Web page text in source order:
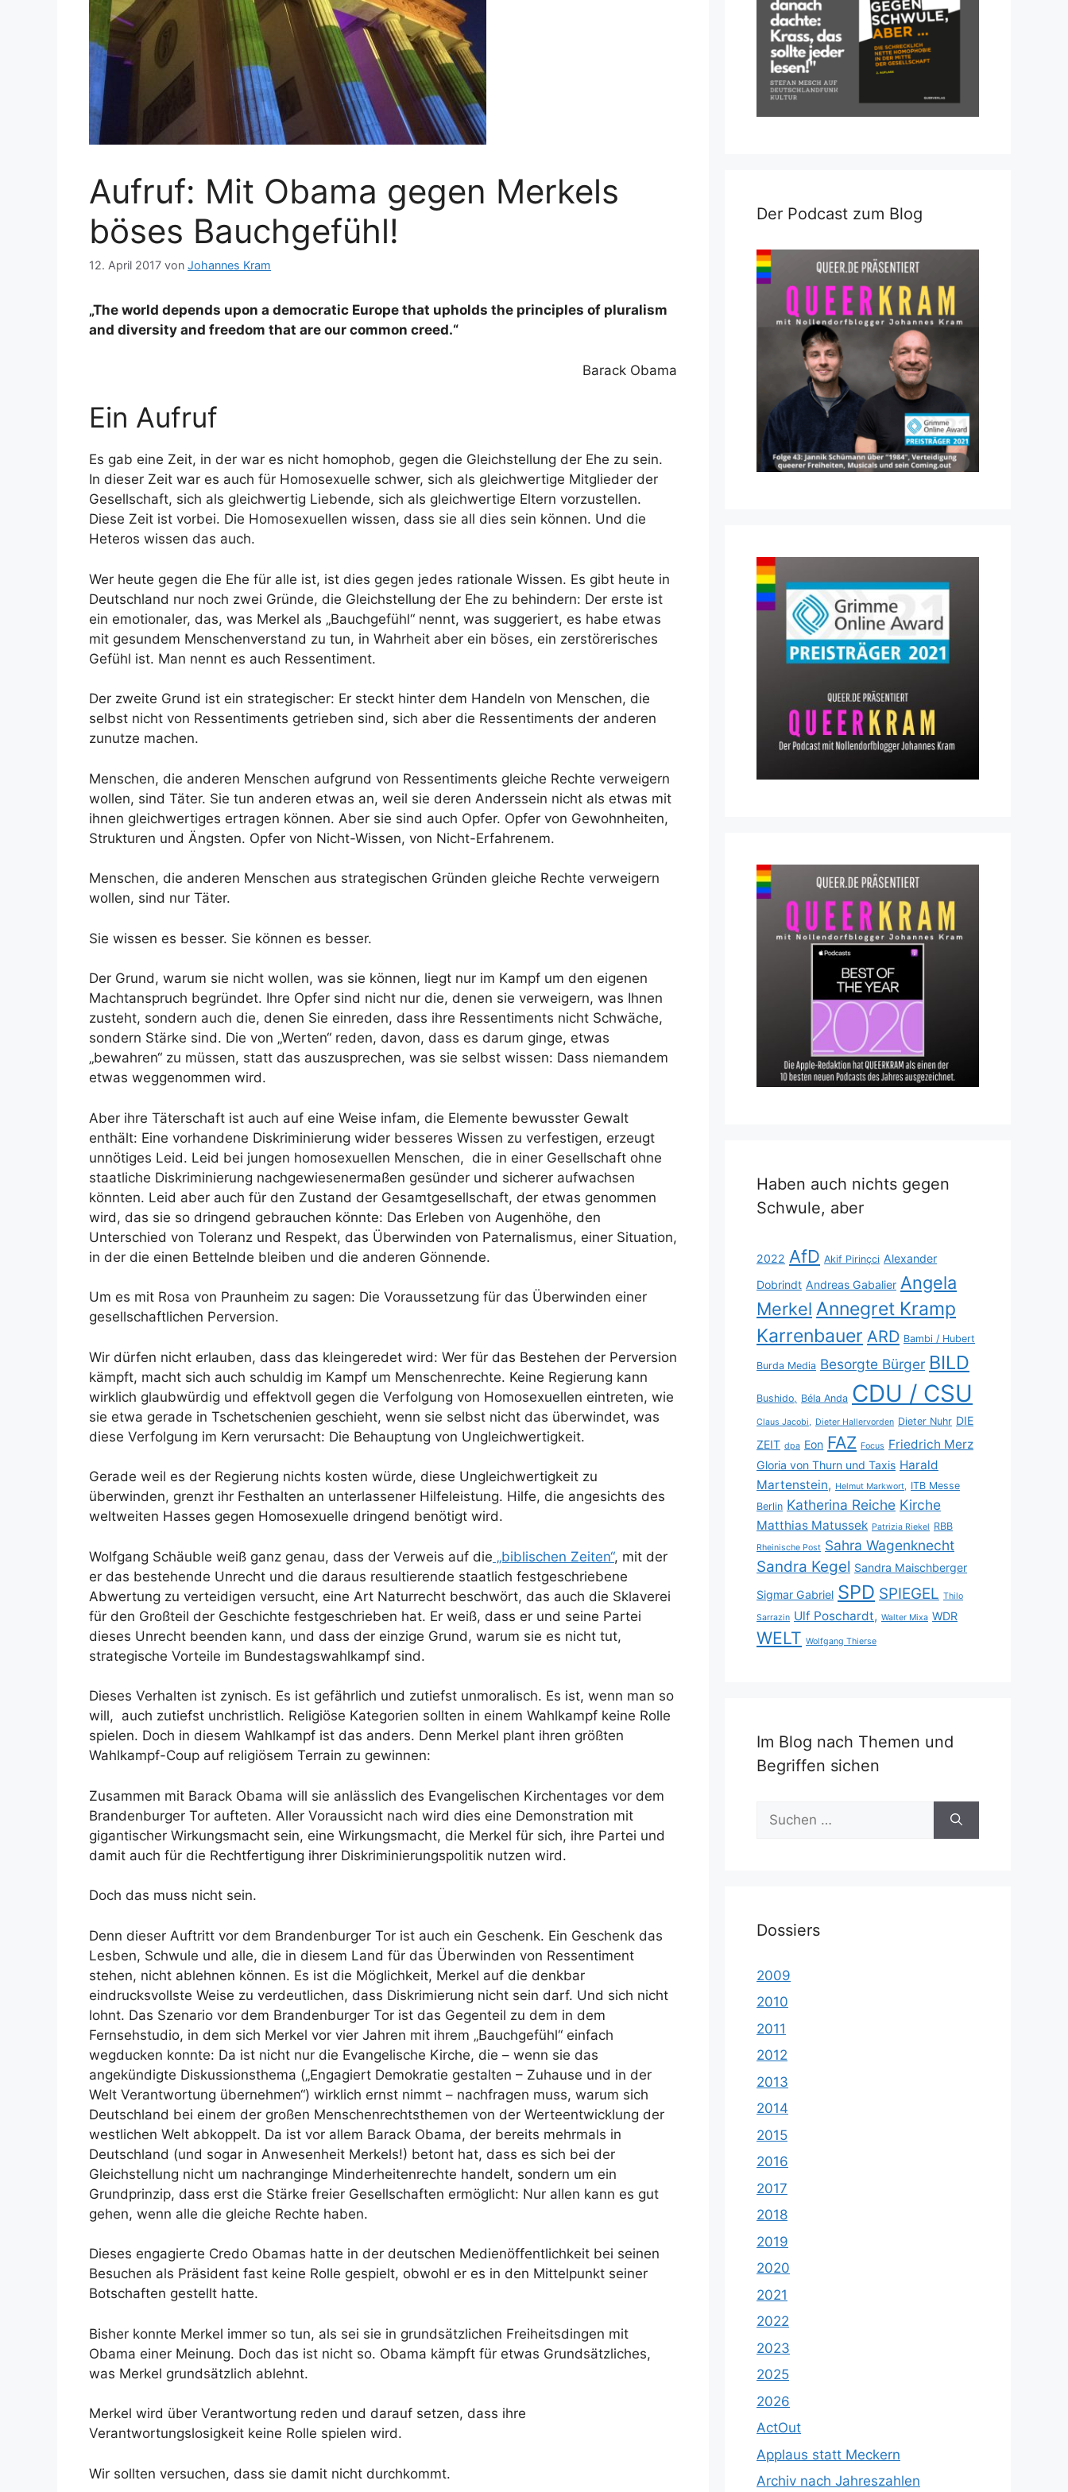
Aufruf: Mit Obama gegen Merkels
böses Bauchgefühl!
12. April 2017 von Johannes Kram
„The world depends upon a democratic Europe that upholds the principles of pluralism
and diversity and freedom that are our common creed.“
Barack Obama
Ein Aufruf
Es gab eine Zeit, in der war es nicht homophob, gegen die Gleichstellung der Ehe zu sein.
In dieser Zeit war es auch für Homosexuelle schwer, sich als gleichwertige Mitglieder der
Gesellschaft, sich als gleichwertig Liebende, sich als gleichwertige Eltern vorzustellen.
Diese Zeit ist vorbei. Die Homosexuellen wissen, dass sie all dies sein können. Und die
Heteros wissen das auch.
Wer heute gegen die Ehe für alle ist, ist dies gegen jedes rationale Wissen. Es gibt heute in
Deutschland nur noch zwei Gründe, die Gleichstellung der Ehe zu behindern: Der erste ist
ein emotionaler, das, was Merkel als „Bauchgefühl“ nennt, was suggeriert, es habe etwas
mit gesundem Menschenverstand zu tun, in Wahrheit aber ein böses, ein zerstörerisches
Gefühl ist. Man nennt es auch Ressentiment.
Der zweite Grund ist ein strategischer: Er steckt hinter dem Handeln von Menschen, die
selbst nicht von Ressentiments getrieben sind, sich aber die Ressentiments der anderen
zunutze machen.
Menschen, die anderen Menschen aufgrund von Ressentiments gleiche Rechte verweigern
wollen, sind Täter. Sie tun anderen etwas an, weil sie deren Anderssein nicht als etwas mit
ihnen gleichwertiges ertragen können. Aber sie sind auch Opfer. Opfer von Gewohnheiten,
Strukturen und Ängsten. Opfer von Nicht-Wissen, von Nicht-Erfahrenem.
Menschen, die anderen Menschen aus strategischen Gründen gleiche Rechte verweigern
wollen, sind nur Täter.
Sie wissen es besser. Sie können es besser.
Der Grund, warum sie nicht wollen, was sie können, liegt nur im Kampf um den eigenen
Machtanspruch begründet. Ihre Opfer sind nicht nur die, denen sie verweigern, was Ihnen
zusteht, sondern auch die, denen Sie einreden, dass ihre Ressentiments nicht Schwäche,
sondern Stärke sind. Die von „Werten“ reden, davon, dass es darum ginge, etwas
„bewahren“ zu müssen, statt das auszusprechen, was sie selbst wissen: Dass niemandem
etwas weggenommen wird.
Aber ihre Täterschaft ist auch auf eine Weise infam, die Elemente bewusster Gewalt
enthält: Eine vorhandene Diskriminierung wider besseres Wissen zu verfestigen, erzeugt
unnötiges Leid. Leid bei jungen homosexuellen Menschen, die in einer Gesellschaft ohne
staatliche Diskriminierung nachgewiesenermaßen gesünder und sicherer aufwachsen
könnten. Leid aber auch für den Zustand der Gesamtgesellschaft, der etwas genommen
wird, das sie so dringend gebrauchen könnte: Das Erleben von Augenhöhe, den
Unterschied von Toleranz und Respekt, das Überwinden von Paternalismus, einer Situation,
in der die einen Bettelnde bleiben und die anderen Gönnende.
Um es mit Rosa von Praunheim zu sagen: Die Voraussetzung für das Überwinden einer
gesellschaftlichen Perversion.
Wir dürfen nicht erlauben, dass das kleingeredet wird: Wer für das Bestehen der Perversion
kämpft, macht sich auch schuldig im Kampf um Menschenrechte. Keine Regierung kann
wirklich glaubwürdig und effektvoll gegen die Verfolgung von Homosexuellen eintreten, wie
sie etwa gerade in Tschetschenien geschieht, wenn sie selbst nicht das überwindet, was
diese Verfolgung im Kern verursacht: Die Behauptung von Ungleichwertigkeit.
Gerade weil es der Regierung nichts kosten würde, diese Ungleichwertigkeit zu
überwinden, grenzt ihr Festhalten an unterlassener Hilfeleistung. Hilfe, die angesichts des
weltweiten Hasses gegen Homosexuelle dringend benötigt wird.
Wolfgang Schäuble weiß ganz genau, dass der Verweis auf die „biblischen Zeiten“, mit der
er das bestehende Unrecht und die daraus resultierende staatlich festgeschriebene
Abwertung zu verteidigen versucht, eine Art Naturrecht beschwört, das auch die Sklaverei
für den Großteil der Geschichte festgeschrieben hat. Er weiß, dass er und seine Partei
dieses Unrecht beenden kann, und dass der einzige Grund, warum sie es nicht tut,
strategische Vorteile im Bundestagswahlkampf sind.
Dieses Verhalten ist zynisch. Es ist gefährlich und zutiefst unmoralisch. Es ist, wenn man so
will, auch zutiefst unchristlich. Religiöse Kategorien sollten in einem Wahlkampf keine Rolle
spielen. Doch in diesem Wahlkampf ist das anders. Denn Merkel plant ihren größten
Wahlkampf-Coup auf religiösem Terrain zu gewinnen:
Zusammen mit Barack Obama will sie anlässlich des Evangelischen Kirchentages vor dem
Brandenburger Tor aufteten. Aller Voraussicht nach wird dies eine Demonstration mit
gigantischer Wirkungsmacht sein, eine Wirkungsmacht, die Merkel für sich, ihre Partei und
damit auch für die Rechtfertigung ihrer Diskriminierungspolitik nutzen wird.
Doch das muss nicht sein.
Denn dieser Auftritt vor dem Brandenburger Tor ist auch ein Geschenk. Ein Geschenk das
Lesben, Schwule und alle, die in diesem Land für das Überwinden von Ressentiment
stehen, nicht ablehnen können. Es ist die Möglichkeit, Merkel auf die denkbar
eindrucksvollste Weise zu verdeutlichen, dass Diskrimierung nicht sein darf. Und sich nicht
lohnt. Das Szenario vor dem Brandenburger Tor ist das Gegenteil zu dem in dem
Fernsehstudio, in dem sich Merkel vor vier Jahren mit ihrem „Bauchgefühl“ einfach
wegducken konnte: Da ist nicht nur die Evangelische Kirche, die – wenn sie das
angekündigte Diskussionsthema („Engagiert Demokratie gestalten – Zuhause und in der
Welt Verantwortung übernehmen“) wirklich ernst nimmt – nachfragen muss, warum sich
Deutschland bei einem der großen Menschenrechtsthemen von der Werteentwicklung der
westlichen Welt abkoppelt. Da ist vor allem Barack Obama, der bereits mehrmals in
Deutschland (und sogar in Anwesenheit Merkels!) betont hat, dass es sich bei der
Gleichstellung nicht um nachranginge Minderheitenrechte handelt, sondern um ein
Grundprinzip, dass erst die Stärke freier Gesellschaften ermöglicht: Nur allen kann es gut
gehen, wenn alle die gleiche Rechte haben.
Dieses engagierte Credo Obamas hatte in der deutschen Medienöffentlichkeit bei seinen
Besuchen als Präsident fast keine Rolle gespielt, obwohl er es in den Mittelpunkt seiner
Botschaften gestellt hatte.
Bisher konnte Merkel immer so tun, als sei sie in grundsätzlichen Freiheitsdingen mit
Obama einer Meinung. Doch das ist nicht so. Obama kämpft für etwas Grundsätzliches,
was Merkel grundsätzlich ablehnt.
Merkel wird über Verantwortung reden und darauf setzen, dass ihre
Verantwortungslosigkeit keine Rolle spielen wird.
Wir sollten versuchen, dass sie damit nicht durchkommt.
Der Podcast zum Blog
Haben auch nichts gegen
Schwule, aber
2022 AfD Akif Pirinçci Alexander
Dobrindt Andreas Gabalier Angela
Merkel Annegret Kramp
Karrenbauer ARD Bambi / Hubert
Burda Media Besorgte Bürger BILD
Bushido, Béla Anda CDU / CSU
Claus Jacobi, Dieter Hallervorden Dieter Nuhr DIE
ZEIT dpa Eon FAZ Focus Friedrich Merz
Gloria von Thurn und Taxis Harald
Martenstein, Helmut Markwort, ITB Messe
Berlin Katherina Reiche Kirche
Matthias Matussek Patrizia Riekel RBB
Rheinische Post Sahra Wagenknecht
Sandra Kegel Sandra Maischberger
Sigmar Gabriel SPD SPIEGEL Thilo
Sarrazin Ulf Poschardt, Walter Mixa WDR
WELT Wolfgang Thierse
Im Blog nach Themen und
Begriffen sichen
nach:
Dossiers
2009
2010
2011
2012
2013
2014
2015
2016
2017
2018
2019
2020
2021
2022
2023
2025
2026
ActOut
Applaus statt Meckern
Archiv nach Jahreszahlen